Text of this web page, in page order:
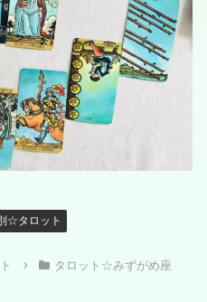
☆タロット
タロット☆みずがめ座